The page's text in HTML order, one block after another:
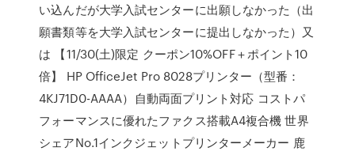
い込んだが大学入試センターに出願しなかった（出
願書類等を大学入試センターに提出しなかった）又
は 【11/30(土)限定 クーポン10%OFF＋ポイント10
倍】 HP OfficeJet Pro 8028プリンター（型番：
4KJ71D0-AAAA）自動両面プリント対応 コストパ
フォーマンスに優れたファクス搭載A4複合機 世界
シェアNo.1インクジェットプリンターメーカー 鹿